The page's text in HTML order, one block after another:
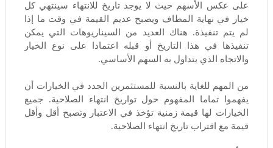
على عكس الأسهم حيث لا يوجد تاريخ للانتهاء سينتهي كل
خيار في نهاية المطاف ويصبح عديم القيمة في وقت ما إذا
لم يتم تنفيذة. هناك العديد من السيناريوهات التي يمكن
تنفيذها في هذا التاريخ أو قبله اعتمادا على نوع الخيار
والاتجاه الذي يتداول به السهم الأساسي.
من المهم للغاية بالنسبة للمستثمرين الجدد في الخيارات أن
يفهموا تماما المفهوم حول تواريخ انتهاء الصلاحية. جميع
الخيارات لها قيمة زمنية تؤخذ في الاعتبار وتصبح أقل وأقل
قيمة مع اقتراب تاريخ انتهاء الصلاحية.